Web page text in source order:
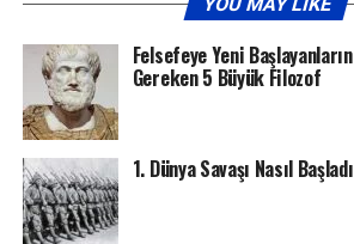
Felsefeye Yeni
Gereken 5 Büyük Filozof
1. Dünya Savaşı Nasıl